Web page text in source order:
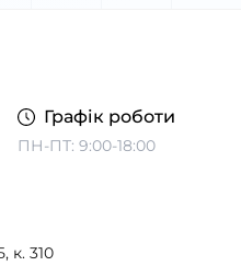
Графік роботи
ПН-ПТ: 9:00-18:00
к. 310